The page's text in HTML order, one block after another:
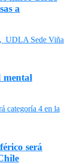
a
mental
será